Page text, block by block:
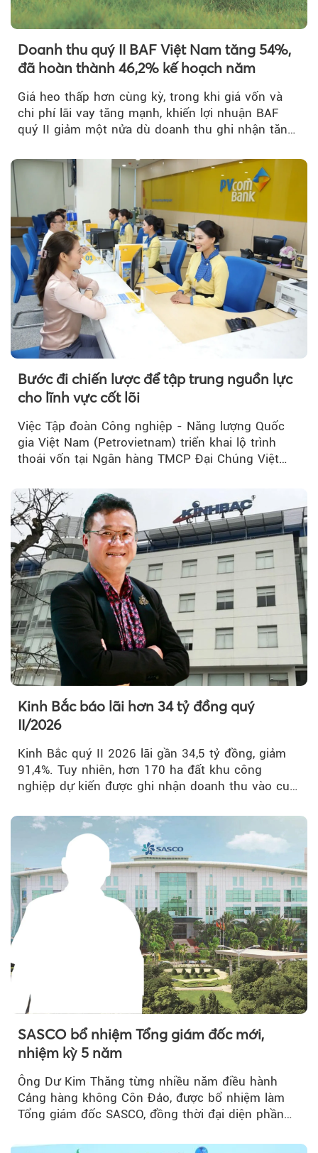
Theo Trẻ em Việt
Doanh thu quý II BAF Việt Nam tăng 54%,
đã hoàn thành 46,2% kế hoạch năm
Giá heo thấp hơn cùng kỳ, trong khi giá vốn và
chi phí lãi vay tăng mạnh, khiến lợi nhuận BAF
quý II giảm một nửa dù doanh thu ghi nhận tăng
Bước đi chiến lược để tập trung nguồn lực
cho lĩnh vực cốt lõi
Việc Tập đoàn Công nghiệp - Năng lượng Quốc
gia Việt Nam (Petrovietnam) triển khai lộ trình
thoái vốn tại Ngân hàng TMCP Đại Chúng Việt
Kinh Bắc báo lãi hơn 34 tỷ đồng quý
II/2026
Kinh Bắc quý II 2026 lãi gần 34,5 tỷ đồng, giảm
91,4%. Tuy nhiên, hơn 170 ha đất khu công
nghiệp dự kiến được ghi nhận doanh thu vào cuối
SASCO bổ nhiệm Tổng giám đốc mới,
nhiệm kỳ 5 năm
Ông Dư Kim Thăng từng nhiều năm điều hành
Cảng hàng không Côn Đảo, được bổ nhiệm làm
Tổng giám đốc SASCO, đồng thời đại diện phần